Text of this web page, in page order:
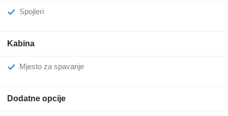
Spojleri
Kabina
Mjesto za spavanje
Dodatne opcije